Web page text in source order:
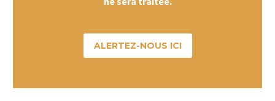
ALERTEZ-NOUS ICI